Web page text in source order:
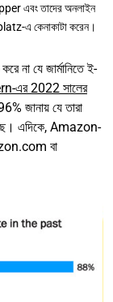
এবং তাদের অনলাইন
এ কেনাকাটা করেন।
না যে জার্মানিতে ই-
এর 2022 সালের
জানায় যে তারা
এদিকে, Amazon-
বা